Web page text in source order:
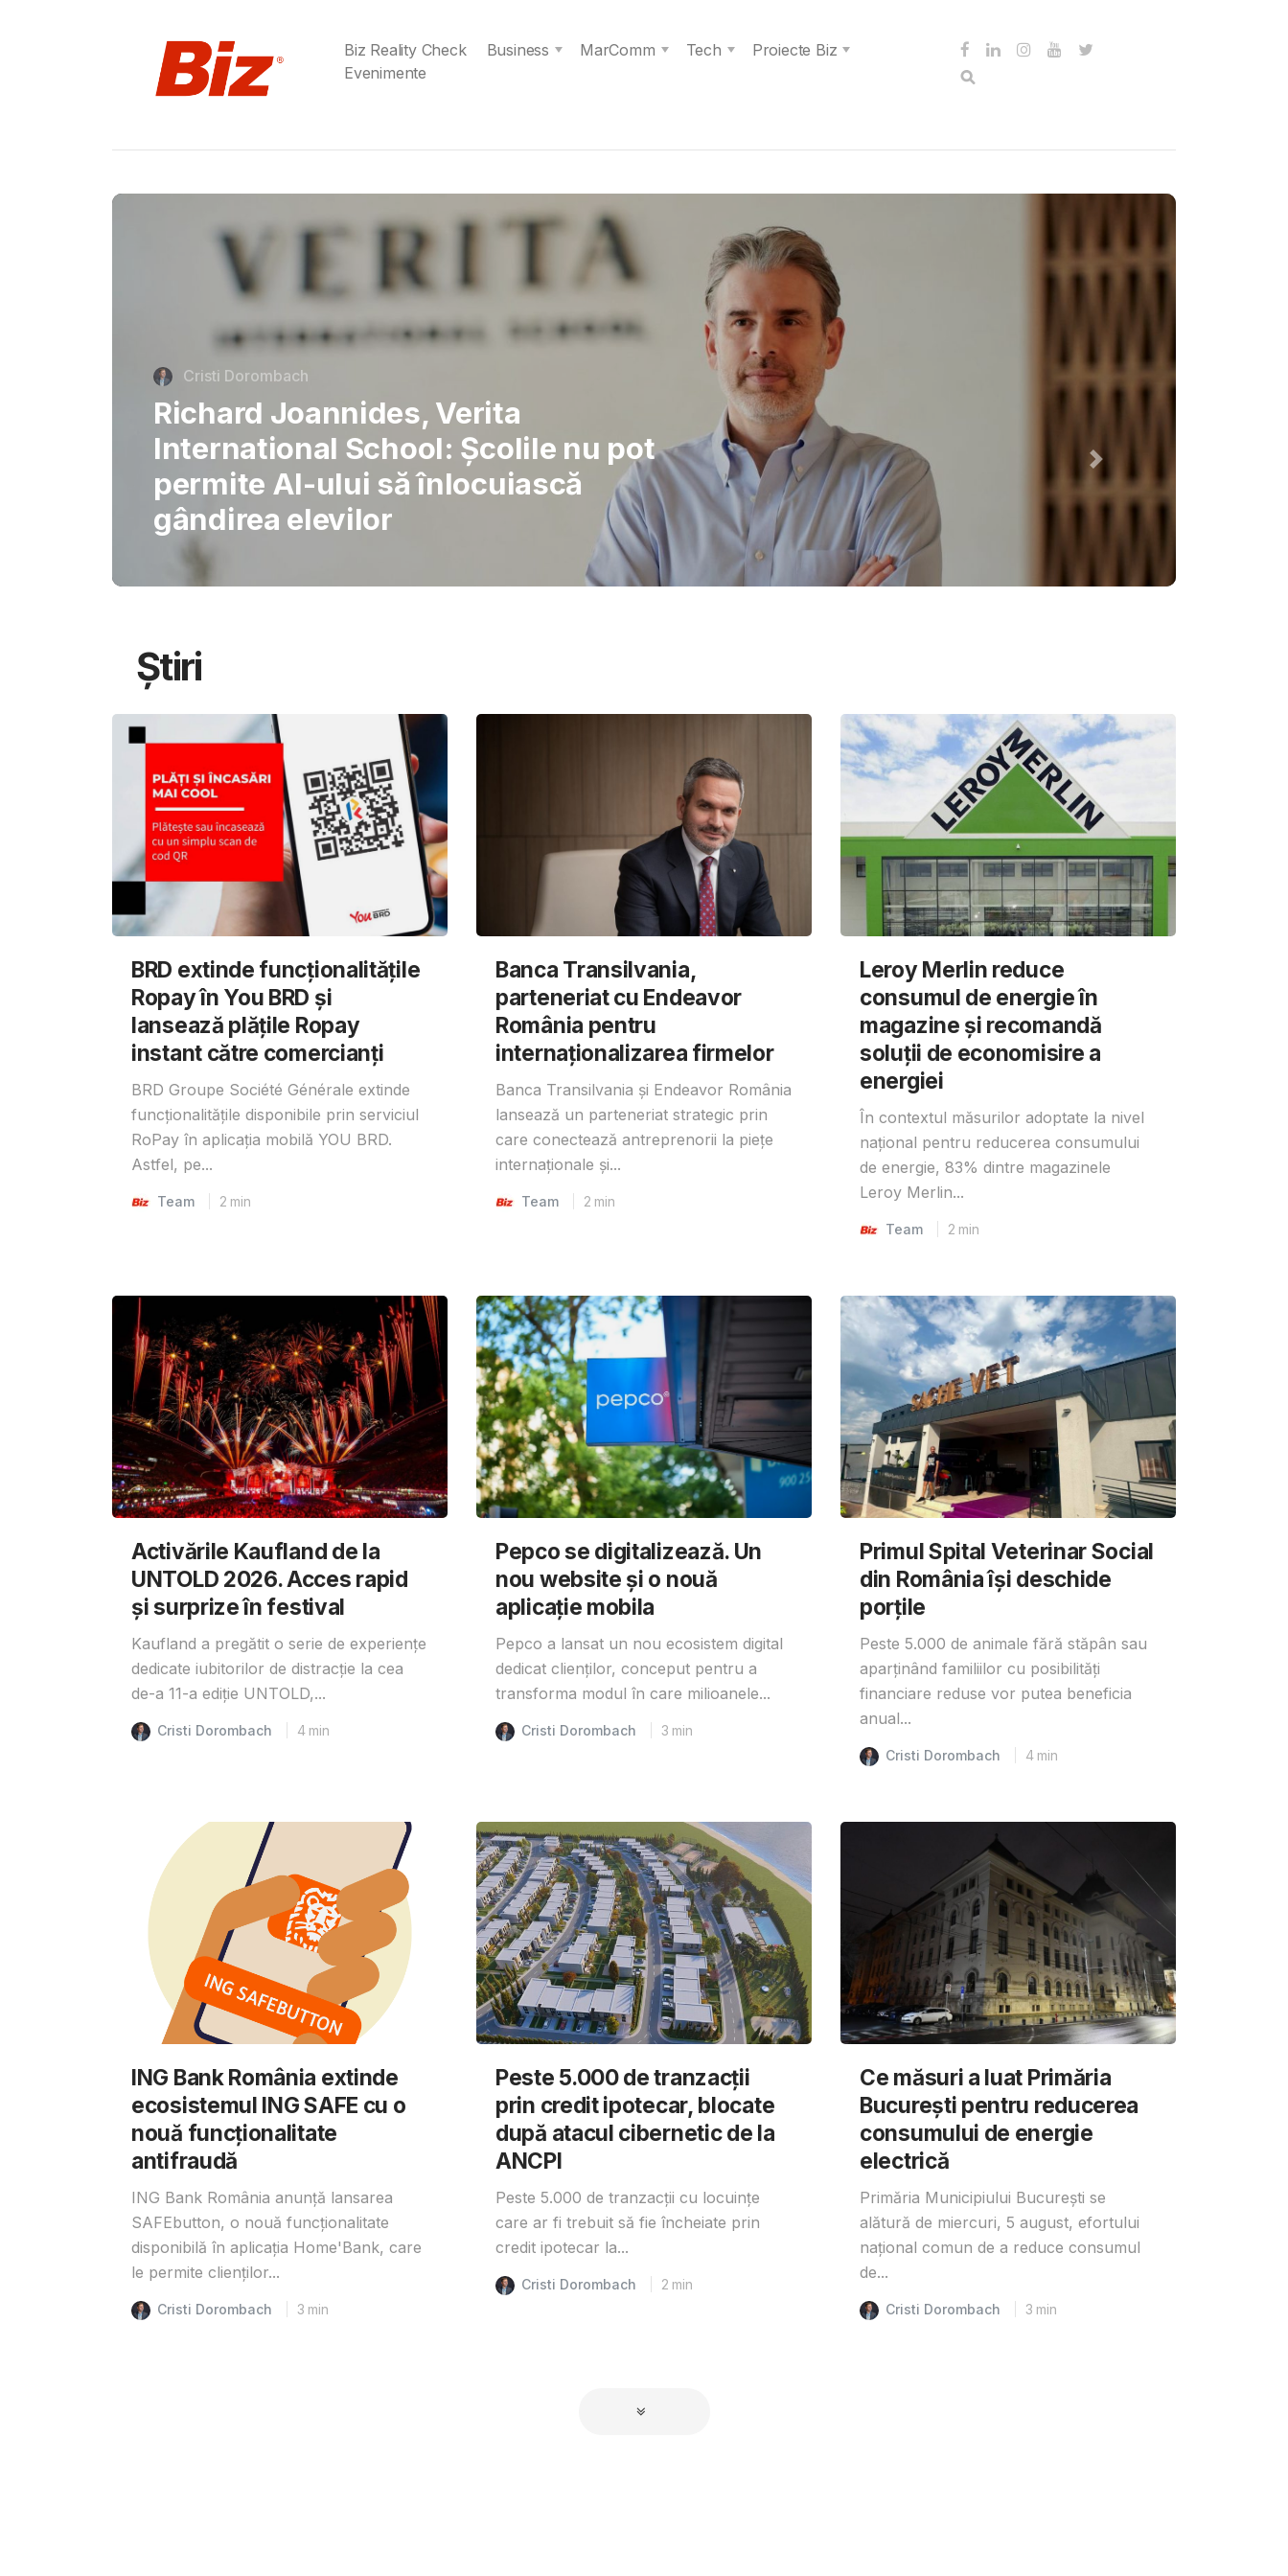
Biz Reality Check Business MarComm Tech
Proiecte Biz
Evenimente
Gabriel Barliga
Oana Gheorghiu: Curajul de a lupta
pentru schimbare
Știri
BRD extinde funcționalitățile
Ropay în You BRD și
lansează plățile Ropay
instant către comercianți
BRD Groupe Société Générale extinde
funcționalitățile disponibile prin serviciul
RoPay în aplicația mobilă YOU BRD.
Astfel, pe...
Team 2 min
Banca Transilvania,
parteneriat cu Endeavor
România pentru
internaționalizarea firmelor
Banca Transilvania și Endeavor România
lansează un parteneriat strategic prin
care conectează antreprenorii la piețe
internaționale și...
Team 2 min
Leroy Merlin reduce
consumul de energie în
magazine și recomandă
soluții de economisire a
energiei
În contextul măsurilor adoptate la nivel
național pentru reducerea consumului
de energie, 83% dintre magazinele
Leroy Merlin...
Team 2 min
Activările Kaufland de la
UNTOLD 2026. Acces rapid
și surprize în festival
Kaufland a pregătit o serie de experiențe
dedicate iubitorilor de distracție la cea
de-a 11-a ediție UNTOLD,...
Cristi Dorombach 4 min
Pepco se digitalizează. Un
nou website și o nouă
aplicație mobila
Pepco a lansat un nou ecosistem digital
dedicat clienților, conceput pentru a
transforma modul în care milioanele...
Cristi Dorombach 3 min
Primul Spital Veterinar Social
din România își deschide
porțile
Peste 5.000 de animale fără stăpân sau
aparținând familiilor cu posibilități
financiare reduse vor putea beneficia
anual...
Cristi Dorombach 4 min
ING Bank România extinde
ecosistemul ING SAFE cu o
nouă funcționalitate
antifraudă
ING Bank România anunță lansarea
SAFEbutton, o nouă funcționalitate
disponibilă în aplicația Home'Bank, care
le permite clienților...
Cristi Dorombach 3 min
Peste 5.000 de tranzacții
prin credit ipotecar, blocate
după atacul cibernetic de la
ANCPI
Peste 5.000 de tranzacții cu locuințe
care ar fi trebuit să fie încheiate prin
credit ipotecar la...
Cristi Dorombach 2 min
Ce măsuri a luat Primăria
București pentru reducerea
consumului de energie
electrică
Primăria Municipiului București se
alătură de miercuri, 5 august, efortului
național comun de a reduce consumul
de...
Cristi Dorombach 3 min